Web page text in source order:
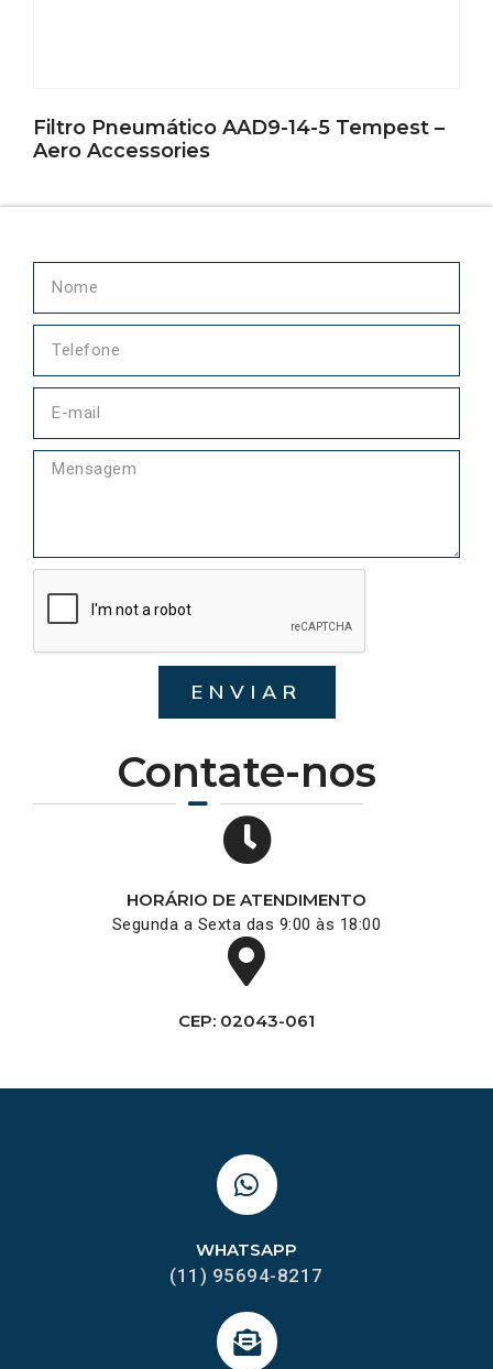
Filtro Pneumático AAD9-14-5 Tempest –
Aero Accessories
Contate-nos
HORÁRIO DE ATENDIMENTO
Segunda a Sexta das 9:00 às 18:00
CEP: 02043-061
ENVIAR
WHATSAPP
(11) 95694-8217